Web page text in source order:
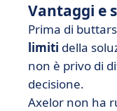
Vantaggi e
Prima di
limiti della
non è privo di
decisione.
Axelor non ha